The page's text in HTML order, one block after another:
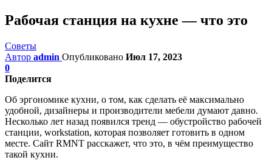
Рабочая станция на кухне — что это
Советы
Автор admin Опубликовано Июл 17, 2023
0
Поделится
Об эргономике кухни, о том, как сделать её максимально
удобной, дизайнеры и производители мебели думают давно.
Несколько лет назад появился тренд — обустройство рабочей
станции, workstation, которая позволяет готовить в одном
месте. Сайт RMNT расскажет, что это, в чём преимущество
такой кухни.